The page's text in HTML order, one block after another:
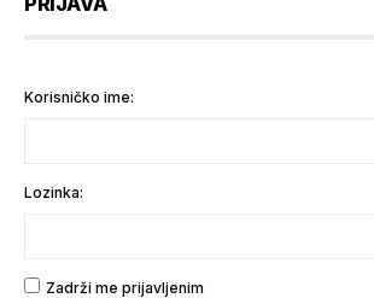
Korisničko ime:
Lozinka:
Zadrži me prijavljenim